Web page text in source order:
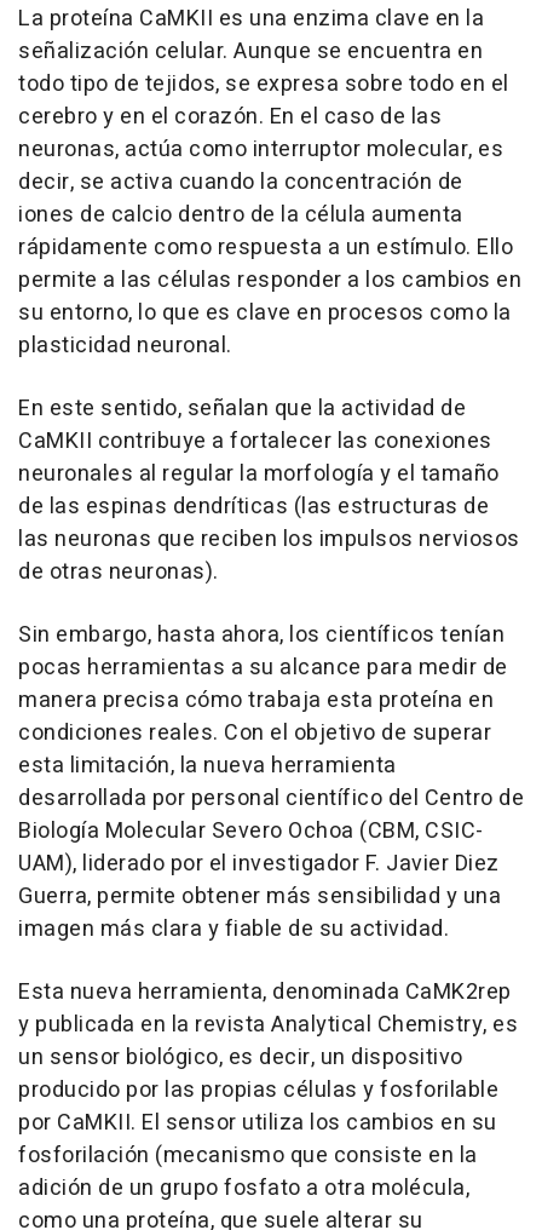
La proteína CaMKII es una enzima clave en la
señalización celular. Aunque se encuentra en
todo tipo de tejidos, se expresa sobre todo en el
cerebro y en el corazón. En el caso de las
neuronas, actúa como interruptor molecular, es
decir, se activa cuando la concentración de
iones de calcio dentro de la célula aumenta
rápidamente como respuesta a un estímulo. Ello
permite a las células responder a los cambios en
su entorno, lo que es clave en procesos como la
plasticidad neuronal.
En este sentido, señalan que la actividad de
CaMKII contribuye a fortalecer las conexiones
neuronales al regular la morfología y el tamaño
de las espinas dendríticas (las estructuras de
las neuronas que reciben los impulsos nerviosos
de otras neuronas).
Sin embargo, hasta ahora, los científicos tenían
pocas herramientas a su alcance para medir de
manera precisa cómo trabaja esta proteína en
condiciones reales. Con el objetivo de superar
esta limitación, la nueva herramienta
desarrollada por personal científico del Centro de
Biología Molecular Severo Ochoa (CBM, CSIC-
UAM), liderado por el investigador F. Javier Diez
Guerra, permite obtener más sensibilidad y una
imagen más clara y fiable de su actividad.
Esta nueva herramienta, denominada CaMK2rep
y publicada en la revista Analytical Chemistry, es
un sensor biológico, es decir, un dispositivo
producido por las propias células y fosforilable
por CaMKII. El sensor utiliza los cambios en su
fosforilación (mecanismo que consiste en la
adición de un grupo fosfato a otra molécula,
como una proteína, que suele alterar su